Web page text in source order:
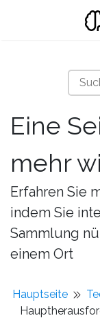
Eine
mehr
Erfahren Sie
indem Sie
Sammlung
einem Ort
Hauptseite